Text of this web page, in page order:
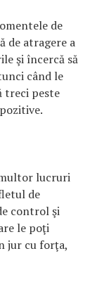
de
de atragere a
şi încercă să
când le
treci peste
lucruri
de
control şi
le poţi
jur cu forţa,